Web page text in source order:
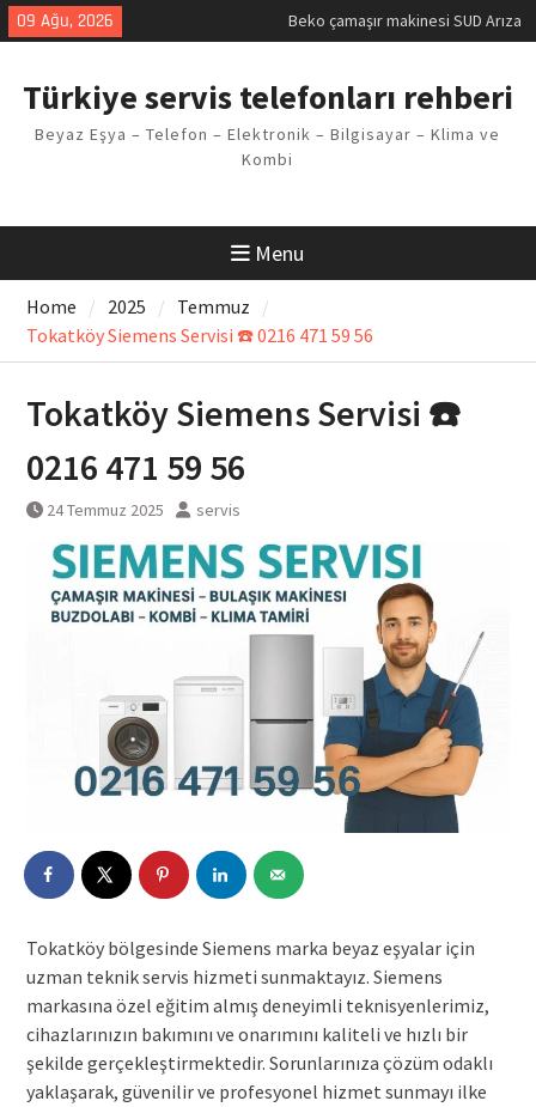
Skip
to
09 Ağu, 2026
Demirdöküm buzdolabı E1 Arıza
Kodu
Arızası Çözümü
Türkiye servis telefonları rehberi
Beyaz Eşya – Telefon – Elektronik – Bilgisayar – Klima ve
Kombi
Menu
Home 2025
Temmuz
Tokatköy Siemens Servisi ☎️ 0216 471 59 56
Tokatköy Siemens Servisi ☎️
0216 471 59 56
24 Temmuz 2025 servis
Tokatköy bölgesinde Siemens marka beyaz eşyalar için
uzman teknik servis hizmeti sunmaktayız. Siemens
markasına özel eğitim almış deneyimli teknisyenlerimiz,
cihazlarınızın bakımını ve onarımını kaliteli ve hızlı bir
şekilde gerçekleştirmektedir. Sorunlarınıza çözüm odaklı
yaklaşarak, güvenilir ve profesyonel hizmet sunmayı ilke